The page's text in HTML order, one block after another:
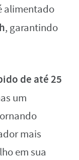
alimentado
, garantindo
de até 25
um
mais
em sua